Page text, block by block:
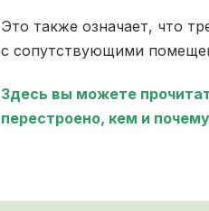
Это также означает, что
с сопутствующими
Здесь вы можете
перестроено, кем и почему